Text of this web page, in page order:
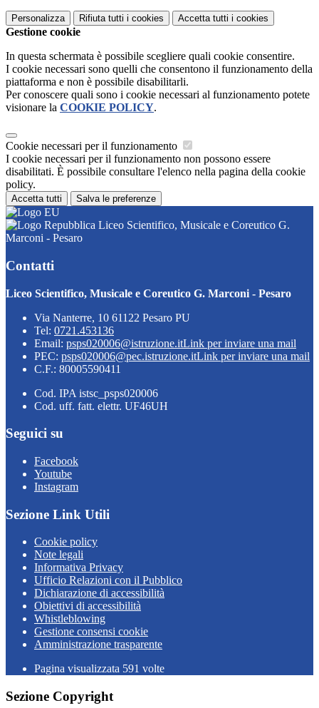
Personalizza Rifiuta tutti i cookies Accetta tutti i cookies
Gestione cookie
In questa schermata è possibile scegliere quali cookie consentire.
I cookie necessari sono quelli che consentono il funzionamento della
piattaforma e non è possibile disabilitarli.
Per conoscere quali sono i cookie necessari al funzionamento potete
visionare la COOKIE POLICY.
Cookie necessari per il funzionamento
I cookie necessari per il funzionamento non possono essere
disabilitati. È possibile consultare l'elenco nella pagina della cookie
policy.
Accetta tutti Salva le preferenze
Liceo Scientifico, Musicale e Coreutico G.
Marconi - Pesaro
Contatti
Liceo Scientifico, Musicale e Coreutico G. Marconi - Pesaro
Via Nanterre, 10 61122 Pesaro PU
Tel: 0721.453136
Email: psps020006@istruzione.itLink per inviare una mail
PEC: psps020006@pec.istruzione.itLink per inviare una mail
C.F.: 80005590411
Cod. IPA istsc_psps020006
Cod. uff. fatt. elettr. UF46UH
Seguici su
Facebook
Youtube
Instagram
Sezione Link Utili
Cookie policy
Note legali
Informativa Privacy
Ufficio Relazioni con il Pubblico
Dichiarazione di accessibilità
Obiettivi di accessibilità
Whistleblowing
Gestione consensi cookie
Amministrazione trasparente
Pagina visualizzata 591 volte
Sezione Copyright